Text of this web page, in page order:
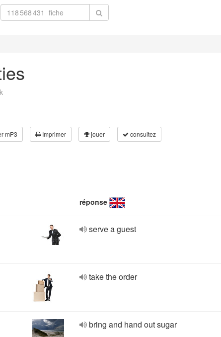
mP3 Imprimer jouer consultez
réponse
serve a guest
take the order
bring and hand out sugar